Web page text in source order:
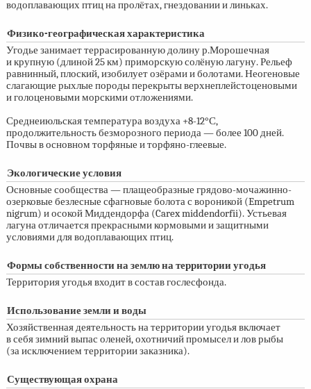
водоплавающих птиц на пролётах, гнездовании и линьках.
Физико-географическая характеристика
Угодье занимает террасированную долину р.Морошечная
и крупную (длиной 25 км) приморскую солёную лагуну. Рельеф
равнинный, плоский, изобилует озёрами и болотами. Неогеновые
слагающие рыхлые породы перекрыты верхнеплейстоценовыми
и голоценовыми морскими отложениями.
Среднеиюльская температура воздуха +8-12°С,
продолжительность безморозного периода — более 100 дней.
Почвы в основном торфяные и торфяно-глеевые.
Экологические условия
Основные сообщества — плащеобразные грядово-мочажинно-
озерковые безлесные сфагновые болота с вороникой (Empetrum
nigrum) и осокой Миддендорфа (Carex middendorfii). Устьевая
лагуна отличается прекрасными кормовыми и защитными
условиями для водоплавающих птиц.
Формы собственности на землю на территории угодья
Территория угодья входит в состав гослесфонда.
Использование земли и воды
Хозяйственная деятельность на территории угодья включает
в себя зимний выпас оленей, охотничий промысел и лов рыбы
(за исключением территории заказника).
Существующая охрана